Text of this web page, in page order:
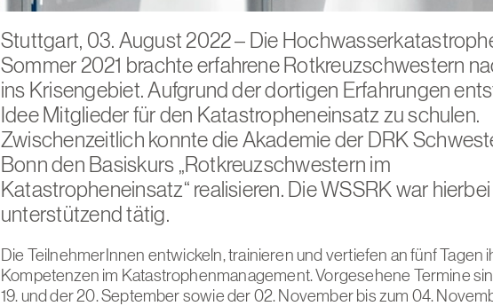
Stuttgart, 03. August 2022 – Die
Sommer 2021 brachte erfahrene Rotkreuzschwestern
ins Krisengebiet. Aufgrund der dortigen Erfahrungen
Idee Mitglieder für den Katastropheneinsatz zu schulen.
Zwischenzeitlich konnte die Akademie der DRK
Bonn den Basiskurs „Rotkreuzschwestern im
Katastropheneinsatz“ realisieren. Die WSSRK war hierbei
unterstützend tätig.
Die TeilnehmerInnen entwickeln, trainieren und vertiefen an fünf Tagen
Kompetenzen im Katastrophenmanagement. Vorgesehene Termine
19. und der 20. September sowie der 02. November bis zum 04.